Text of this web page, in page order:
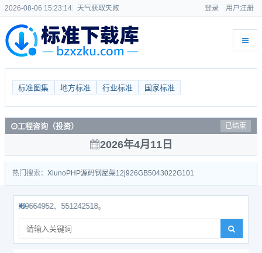
2026-08-06 15:23:15 天气获取失败 登录 用户注册
标准图集 地方标准 行业标准 国家标准
工程咨询（投资） 已结束
2026年4月11日
热门搜索： Xiuno PHP源码钢屋架12j926GB5043022G101
、551242518。